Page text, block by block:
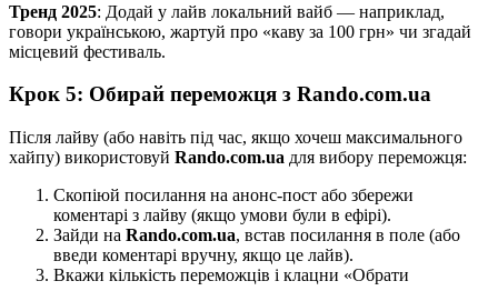
Тренд 2025: Додай у лайв локальний вайб — наприклад,
говори українською, жартуй про «каву за 100 грн» чи згадай
місцевий фестиваль.
Крок 5: Обирай переможця з Rando.com.ua
Після лайву (або навіть під час, якщо хочеш максимального
хайпу) використовуй Rando.com.ua для вибору переможця:
Скопіюй посилання на анонс-пост або збережи
коментарі з лайву (якщо умови були в ефірі).
Зайди на Rando.com.ua, встав посилання в поле (або
введи коментарі вручну, якщо це лайв).
Вкажи кількість переможців і клацни «Обрати